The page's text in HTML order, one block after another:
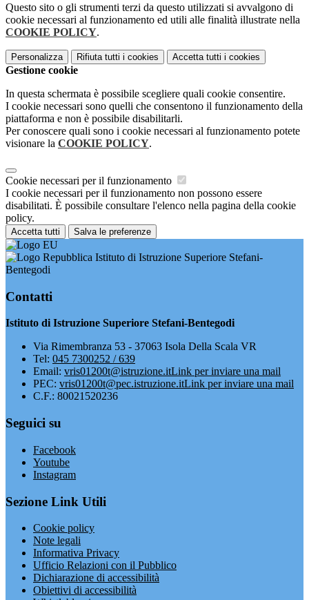
Questo sito o gli strumenti terzi da questo utilizzati si avvalgono di
cookie necessari al funzionamento ed utili alle finalità illustrate nella
COOKIE POLICY.
Personalizza Rifiuta tutti i cookies Accetta tutti i cookies
Gestione cookie
In questa schermata è possibile scegliere quali cookie consentire.
I cookie necessari sono quelli che consentono il funzionamento della
piattaforma e non è possibile disabilitarli.
Per conoscere quali sono i cookie necessari al funzionamento potete
visionare la COOKIE POLICY.
Cookie necessari per il funzionamento
I cookie necessari per il funzionamento non possono essere
disabilitati. È possibile consultare l'elenco nella pagina della cookie
policy.
Accetta tutti Salva le preferenze
Istituto di Istruzione Superiore Stefani-
Bentegodi
Contatti
Istituto di Istruzione Superiore Stefani-Bentegodi
Via Rimembranza 53 - 37063 Isola Della Scala VR
Tel: 045 7300252 / 639
Email: vris01200t@istruzione.itLink per inviare una mail
PEC: vris01200t@pec.istruzione.itLink per inviare una mail
C.F.: 80021520236
Seguici su
Facebook
Youtube
Instagram
Sezione Link Utili
Cookie policy
Note legali
Informativa Privacy
Ufficio Relazioni con il Pubblico
Dichiarazione di accessibilità
Obiettivi di accessibilità